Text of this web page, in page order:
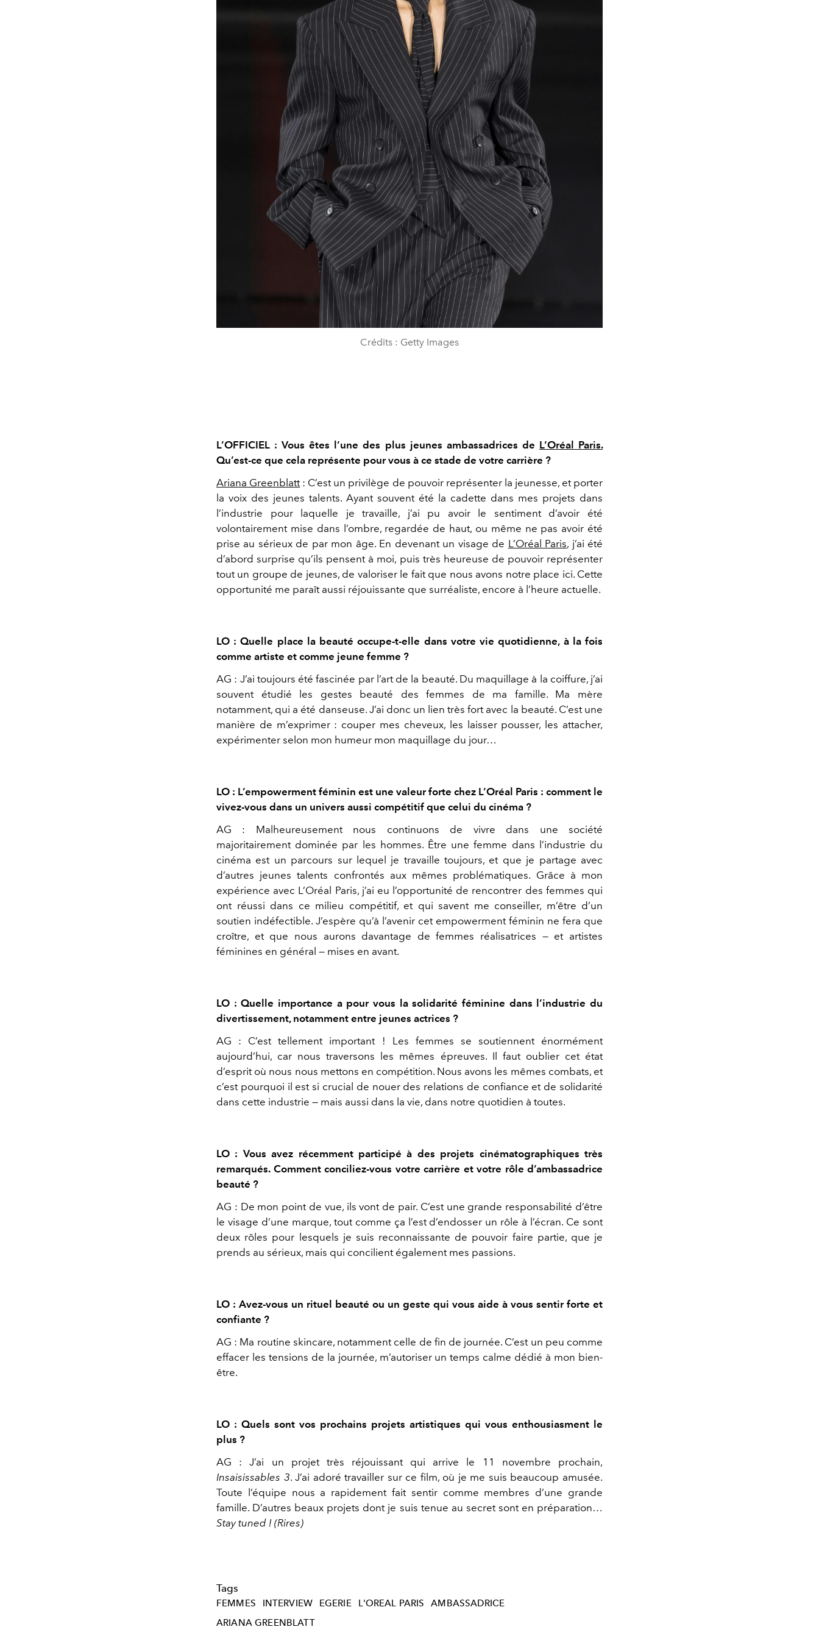
Crédits : Getty Images
L’OFFICIEL : Vous êtes l’une des plus jeunes ambassadrices de L’Oréal Paris.
Qu’est-ce que cela représente pour vous à ce stade de votre carrière ?
Ariana Greenblatt: C’est un privilège de pouvoir représenter la jeunesse, et porter
la voix des jeunes talents. Ayant souvent été la cadette dans mes projets dans
l’industrie pour laquelle je travaille, j’ai pu avoir le sentiment d’avoir été
volontairement mise dans l’ombre, regardée de haut, ou même ne pas avoir été
prise au sérieux de par mon âge. En devenant un visage de L’Oréal Paris, j’ai été
d’abord surprise qu’ils pensent à moi, puis très heureuse de pouvoir représenter
tout un groupe de jeunes, de valoriser le fait que nous avons notre place ici. Cette
opportunité me paraît aussi réjouissante que surréaliste, encore à l’heure actuelle.
LO : Quelle place la beauté occupe-t-elle dans votre vie quotidienne, à la fois
comme artiste et comme jeune femme ?
AG : J’ai toujours été fascinée par l’art de la beauté. Du maquillage à la coiffure, j’ai
souvent étudié les gestes beauté des femmes de ma famille. Ma mère
notamment, qui a été danseuse. J’ai donc un lien très fort avec la beauté. C’est une
manière de m’exprimer : couper mes cheveux, les laisser pousser, les attacher,
expérimenter selon mon humeur mon maquillage du jour…
LO : L’empowerment féminin est une valeur forte chez L’Oréal Paris : comment le
vivez-vous dans un univers aussi compétitif que celui du cinéma ?
AG : Malheureusement nous continuons de vivre dans une société
majoritairement dominée par les hommes. Être une femme dans l’industrie du
cinéma est un parcours sur lequel je travaille toujours, et que je partage avec
d’autres jeunes talents confrontés aux mêmes problématiques. Grâce à mon
expérience avec L’Oréal Paris, j’ai eu l’opportunité de rencontrer des femmes qui
ont réussi dans ce milieu compétitif, et qui savent me conseiller, m’être d’un
soutien indéfectible. J’espère qu’à l’avenir cet empowerment féminin ne fera que
croître, et que nous aurons davantage de femmes réalisatrices — et artistes
féminines en général — mises en avant.
LO : Quelle importance a pour vous la solidarité féminine dans l’industrie du
divertissement, notamment entre jeunes actrices ?
AG : C’est tellement important ! Les femmes se soutiennent énormément
aujourd’hui, car nous traversons les mêmes épreuves. Il faut oublier cet état
d’esprit où nous nous mettons en compétition. Nous avons les mêmes combats, et
c’est pourquoi il est si crucial de nouer des relations de confiance et de solidarité
dans cette industrie — mais aussi dans la vie, dans notre quotidien à toutes.
LO : Vous avez récemment participé à des projets cinématographiques très
remarqués. Comment conciliez-vous votre carrière et votre rôle d’ambassadrice
beauté ?
AG : De mon point de vue, ils vont de pair. C’est une grande responsabilité d’être
le visage d’une marque, tout comme ça l’est d’endosser un rôle à l’écran. Ce sont
deux rôles pour lesquels je suis reconnaissante de pouvoir faire partie, que je
prends au sérieux, mais qui concilient également mes passions.
LO : Avez-vous un rituel beauté ou un geste qui vous aide à vous sentir forte et
confiante ?
AG : Ma routine skincare, notamment celle de fin de journée. C’est un peu comme
effacer les tensions de la journée, m’autoriser un temps calme dédié à mon bien-
être.
LO : Quels sont vos prochains projets artistiques qui vous enthousiasment le
plus ?
AG : J’ai un projet très réjouissant qui arrive le 11 novembre prochain,
Insaisissables 3. J’ai adoré travailler sur ce film, où je me suis beaucoup amusée.
Toute l’équipe nous a rapidement fait sentir comme membres d’une grande
famille. D’autres beaux projets dont je suis tenue au secret sont en préparation…
Stay tuned ! (Rires)
Tags
FEMMES INTERVIEW EGERIE L'OREAL PARIS
AMBASSADRICE
ARIANA GREENBLATT